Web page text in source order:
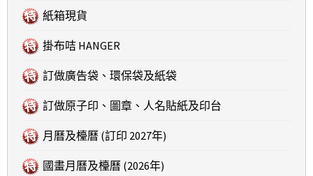
紙箱現貨
掛布咭 HANGER
訂做廣告袋、環保袋及紙袋
訂做原子印、圖章、人名貼紙及印台
月曆及檯曆 (訂印 2027年)
國畫月曆及檯曆 (2026年)